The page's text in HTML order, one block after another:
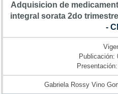
Adquisicion de
integral sorata 2do
-
Publicación:
Gabriela Rossy Vino